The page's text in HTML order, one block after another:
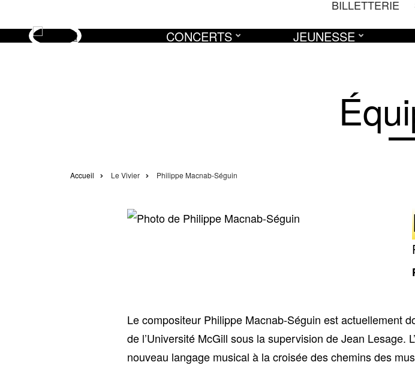
au
contenu
BILLETTERIE
CONCERTS JEUNESSE
Fil
d'Ariane
Accueil Le Vivier Philippe Macnab-Séguin
Le compositeur Philippe Macnab-Séguin est actuellement
de l’Université McGill sous la supervision de Jean Lesage.
nouveau langage musical à la croisée des chemins des